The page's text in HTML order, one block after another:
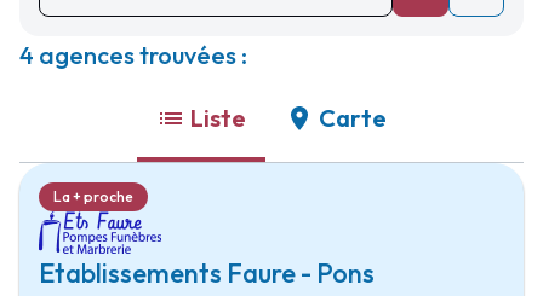
4 agences trouvées :
Liste Carte
Etablissements Faure - Pons
La + proche